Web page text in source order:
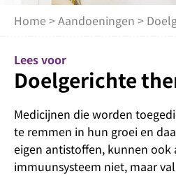
Home >Aandoeningen >
Lees voor
Doelgerichte
Medicijnen die worden
te remmen in hun groei en
eigen antistoffen, kunnen
immuunsysteem niet, maar